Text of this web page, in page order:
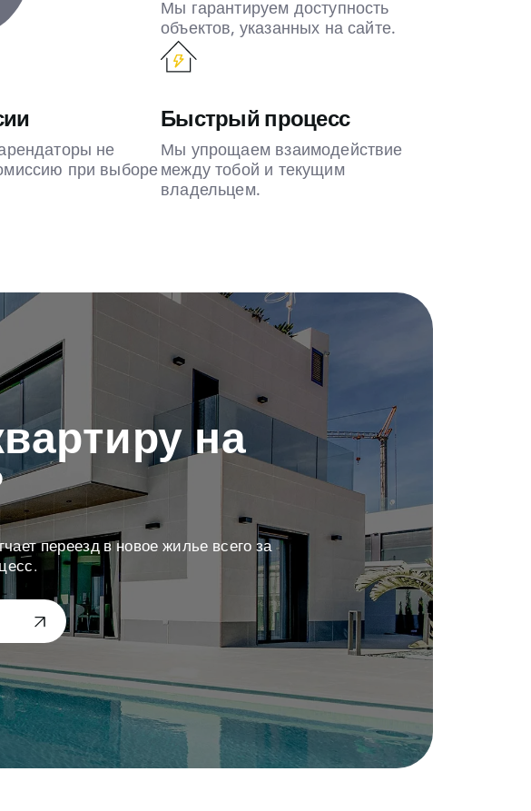
Мы гарантируем доступность
объектов, указанных на сайте.
не
при выборе
Быстрый процесс
Мы упрощаем взаимодействие
между тобой и текущим
владельцем.
на
переезд в новое жилье всего за